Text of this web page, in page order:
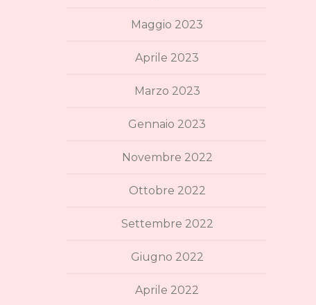
Maggio 2023
Aprile 2023
Marzo 2023
Gennaio 2023
Novembre 2022
Ottobre 2022
Settembre 2022
Giugno 2022
Aprile 2022